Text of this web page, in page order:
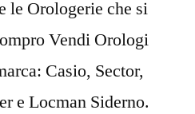
le Orologerie che si
Vendi Orologi
Casio, Sector,
e Locman Siderno.